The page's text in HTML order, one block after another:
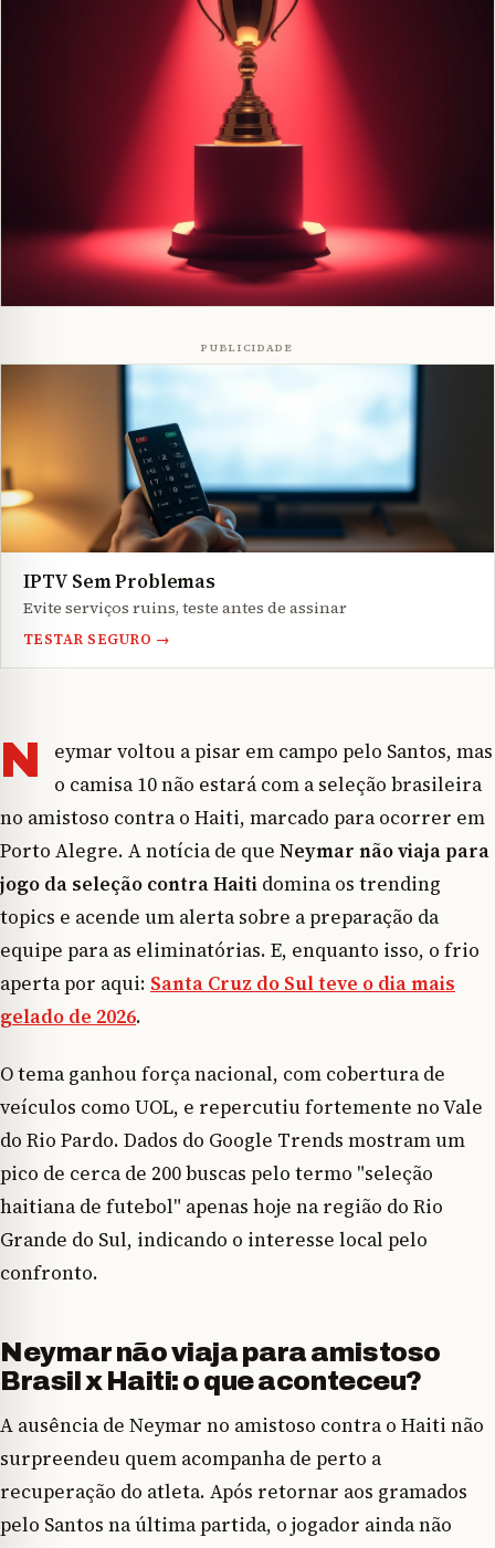
PUBLICIDADE
IPTV Sem Problemas
Evite serviços ruins, teste antes de assinar
TESTAR SEGURO →
N
eymar voltou a pisar em campo pelo Santos, mas
o camisa 10 não estará com a seleção brasileira
no amistoso contra o Haiti, marcado para ocorrer em
Porto Alegre. A notícia de que Neymar não viaja para
jogo da seleção contra Haiti domina os trending
topics e acende um alerta sobre a preparação da
equipe para as eliminatórias. E, enquanto isso, o frio
aperta por aqui: Santa Cruz do Sul teve o dia mais
gelado de 2026.
O tema ganhou força nacional, com cobertura de
veículos como UOL, e repercutiu fortemente no Vale
do Rio Pardo. Dados do Google Trends mostram um
pico de cerca de 200 buscas pelo termo "seleção
haitiana de futebol" apenas hoje na região do Rio
Grande do Sul, indicando o interesse local pelo
confronto.
Neymar não viaja para amistoso
Brasil x Haiti: o que aconteceu?
A ausência de Neymar no amistoso contra o Haiti não
surpreendeu quem acompanha de perto a
recuperação do atleta. Após retornar aos gramados
pelo Santos na última partida, o jogador ainda não